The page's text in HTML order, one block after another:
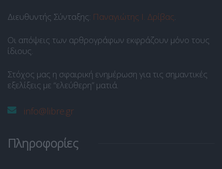
Διευθυντής Σύνταξης: Παναγιώτης Ι. Δρίβας.
Οι απόψεις των αρθρογράφων εκφράζουν μόνο τους
ίδιους.
Στόχος μας η σφαιρική ενημέρωση για τις σημαντικές
εξελίξεις με “ελεύθερη” ματιά.
info@libre.gr
Πληροφορίες